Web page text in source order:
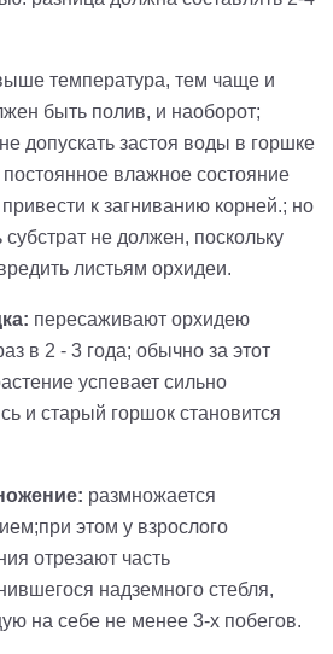
температура, тем чаще и
быть полив, и наоборот;
допускать застоя воды в горшке
влажное состояние
к загниванию корней.; но
не должен, поскольку
листьям орхидеи.
пересаживают орхидею
в 2 - 3 года; обычно за этот
успевает сильно
и старый горшок становится
: размножается
этом у взрослого
отрезают часть
надземного стебля,
на себе не менее 3-х побегов.